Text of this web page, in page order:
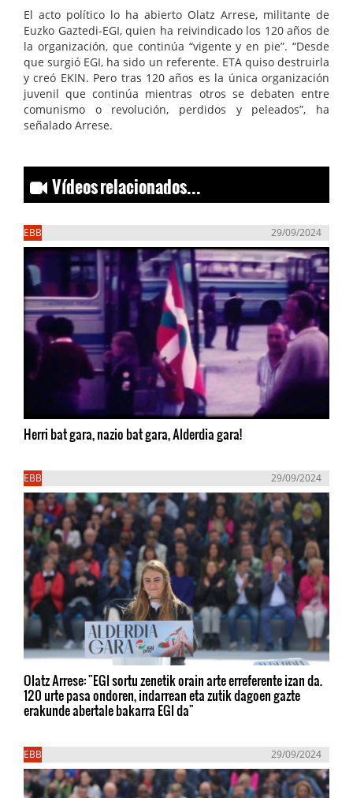
El acto político lo ha abierto Olatz Arrese, militante de
Euzko Gaztedi-EGI, quien ha reivindicado los 120 años de
la organización, que continúa “vigente y en pie”. “Desde
que surgió EGI, ha sido un referente. ETA quiso destruirla
y creó EKIN. Pero tras 120 años es la única organización
juvenil que continúa mientras otros se debaten entre
comunismo o revolución, perdidos y peleados”, ha
señalado Arrese.
Vídeos relacionados...
EBB 29/09/2024
Herri bat gara, nazio bat gara, Alderdia gara!
EBB 29/09/2024
Olatz Arrese: "EGI sortu zenetik orain arte erreferente izan da.
120 urte pasa ondoren, indarrean eta zutik dagoen gazte
erakunde abertale bakarra EGI da"
EBB 29/09/2024